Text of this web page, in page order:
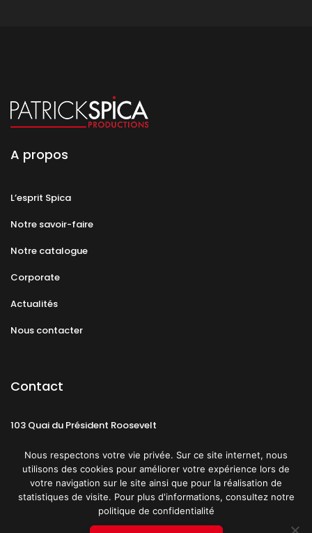
A propos
L’esprit Spica
Notre savoir-faire
Notre catalogue
Corporate
Actualités
Nous contacter
Contact
103 Quai du Président Roosevelt
CGU Politique de confidentialité
Nous respectons votre vie privée. Sur ce site internet, nous
utilisons des cookies pour améliorer votre expérience lors de
votre navigation sur le site ainsi que pour la réalisation de
statistiques de visite. Pour plus d'informations, consultez notre
politique de confidentialité